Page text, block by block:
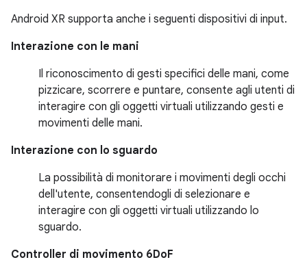
Android XR supporta anche i seguenti dispositivi di input.
Interazione con le mani
Il riconoscimento di gesti specifici delle mani, come
pizzicare, scorrere e puntare, consente agli utenti di
interagire con gli oggetti virtuali utilizzando gesti e
movimenti delle mani.
Interazione con lo sguardo
La possibilità di monitorare i movimenti degli occhi
dell'utente, consentendogli di selezionare e
interagire con gli oggetti virtuali utilizzando lo
sguardo.
Controller di movimento 6DoF